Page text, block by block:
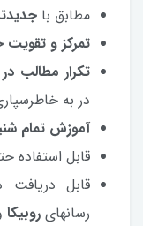
مطابق با
تمرکز و تقویت
تکرار مطالب
در به
آموزش تمام
قابل استفاده
قابل دریافت
رسانهای روبیکا